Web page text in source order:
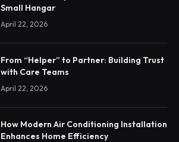
Small Hangar
April 22, 2026
From “Helper” to Partner: Building Trust
with Care Teams
April 22, 2026
How Modern Air Conditioning Installation
Enhances Home Efficiency